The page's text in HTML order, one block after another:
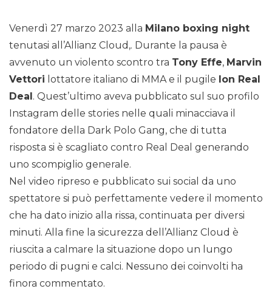
Venerdì 27 marzo 2023 alla Milano boxing night
tenutasi all’Allianz Cloud,. Durante la pausa è
avvenuto un violento scontro tra Tony Effe, Marvin
Vettori lottatore italiano di MMA e il pugile Ion Real
Deal. Quest’ultimo aveva pubblicato sul suo profilo
Instagram delle stories nelle quali minacciava il
fondatore della Dark Polo Gang, che di tutta
risposta si è scagliato contro Real Deal generando
uno scompiglio generale.
Nel video ripreso e pubblicato sui social da uno
spettatore si può perfettamente vedere il momento
che ha dato inizio alla rissa, continuata per diversi
minuti. Alla fine la sicurezza dell’Allianz Cloud è
riuscita a calmare la situazione dopo un lungo
periodo di pugni e calci. Nessuno dei coinvolti ha
finora commentato.